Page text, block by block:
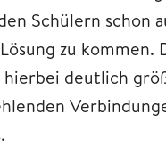
Schülern schon
zu kommen.
deutlich